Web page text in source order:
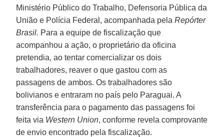
Ministério Público do Trabalho, Defensoria Pública da
União e Polícia Federal, acompanhada pelaRepórter
Brasil. Para a equipe de fiscalização que
acompanhou a ação, o proprietário da oficina
pretendia, ao tentar comercializar os dois
trabalhadores, reaver o que gastou com as
passagens de ambos. Os trabalhadores são
bolivianos e entraram no país pelo Paraguai. A
transferência para o pagamento das passagens foi
feita via Western Union, conforme revela comprovante
de envio encontrado pela fiscalização.